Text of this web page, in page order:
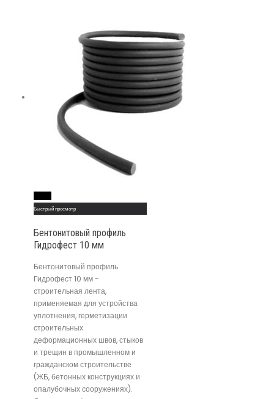
Быстрый просмотр
Бентонитовый профиль
Гидрофест 10 мм
Бентонитовый профиль
Гидрофест 10 мм -
строительная лента,
применяемая для устройства
уплотнения, герметизации
строительных
деформационных швов, стыков
и трещин в промышленном и
гражданском строительстве
(ЖБ, бетонных конструкциях и
опалубочных сооружениях).